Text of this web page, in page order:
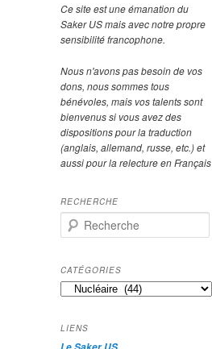
Ce site est une émanation du
Saker US mais avec notre propre
sensibilité francophone.
Nous n'avons pas besoin de vos
dons, nous sommes tous
bénévoles, mais vos talents sont
bienvenus si vous avez des
dispositions pour la traduction
(anglais, allemand, russe, etc.) et
aussi pour la relecture en Français
RECHERCHE
e
h
e
r
h
e
CATÉGORIES
Catégories
LIENS